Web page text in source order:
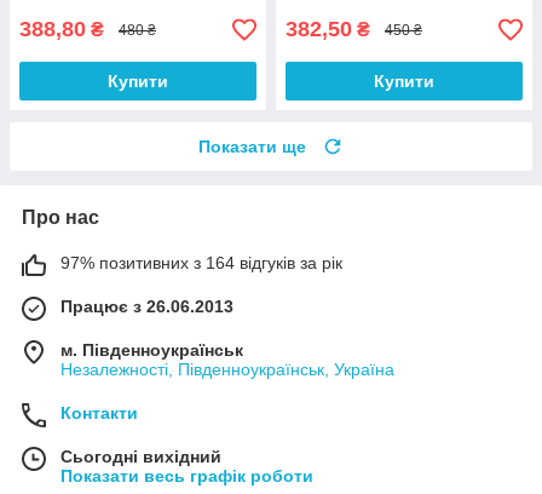
388,80 ₴ 480 ₴
Купити
382,50 ₴ 450 ₴
Купити
Показати ще
Про нас
97% позитивних з 164 відгуків за рік
Працює з 26.06.2013
м. Південноукраїнськ
Незалежності, Південноукраїнськ, Україна
Контакти
Сьогодні вихідний
Показати весь графік роботи